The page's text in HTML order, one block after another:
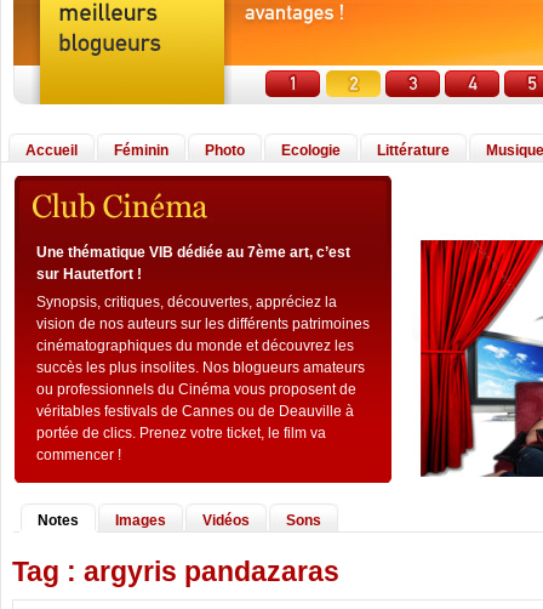
Accueil Féminin Photo Ecologie Littérature Musique
Une thématique VIB dédiée au 7ème art, c’est
sur Hautetfort !
Synopsis, critiques, découvertes, appréciez la
vision de nos auteurs sur les différents patrimoines
cinématographiques du monde et découvrez les
succès les plus insolites. Nos blogueurs amateurs
ou professionnels du Cinéma vous proposent de
véritables festivals de Cannes ou de Deauville à
portée de clics. Prenez votre ticket, le film va
commencer !
Notes Images Vidéos Sons
Tag : argyris pandazaras